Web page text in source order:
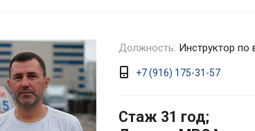
Должность: Инструктор
+7 (916) 175-31-57
Стаж 31 год;